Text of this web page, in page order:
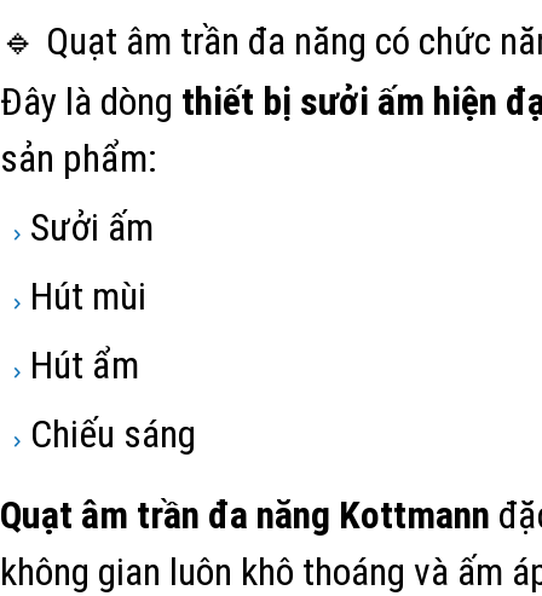
🔹 Quạt âm trần đa năng có chức
Đây là dòng thiết bị sưởi ấm hiện
sản phẩm:
Sưởi ấm
Hút mùi
Hút ẩm
Chiếu sáng
Quạt âm trần đa năng Kottmann
không gian luôn khô thoáng và ấm